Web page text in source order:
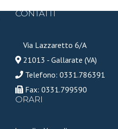
CONTATTI
Via Lazzaretto 6/A
21013 - Gallarate (VA)
Telefono: 0331.786391
Fax: 0331.799590
ORARI